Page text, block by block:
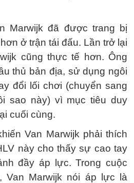
Marwijk đã được trang bị
ở trận tái đấu. Lần trở lại
cũng thực tế hơn. Ông
thủ bản địa, sử dụng ngôi
đổi lối chơi (chuyển sang
sao này) vì mục tiêu duy
cuối cùng.
Van Marwijk phải thích
này cho thấy sự cao tay
đầy áp lực. Trong cuộc
Van Marwijk nói áp lực là